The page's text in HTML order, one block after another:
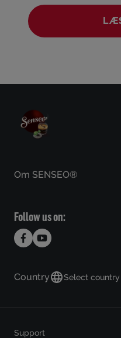
Om SENSEO®
Follow us on:
Country Select country
Support